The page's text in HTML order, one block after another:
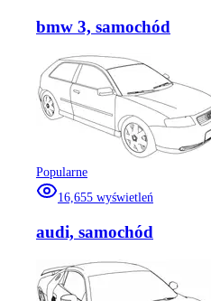
bmw 3, samochód
Popularne
16,655 wyświetleń
audi, samochód